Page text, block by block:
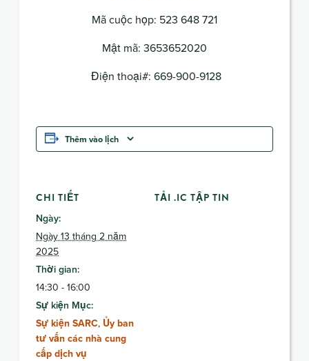
Mã cuộc họp: 523 648 721
Mật mã: 3653652020
Điện thoại#: 669-900-9128
Thêm vào lịch
CHI TIẾT
Ngày:
Ngày 13 tháng 2 năm
2025
Thời gian:
14:30 - 16:00
Sự kiện Mục:
Sự kiện SARC, Ủy ban
tư vấn các nhà cung
cấp dịch vụ
TẢI .IC TẬP TIN